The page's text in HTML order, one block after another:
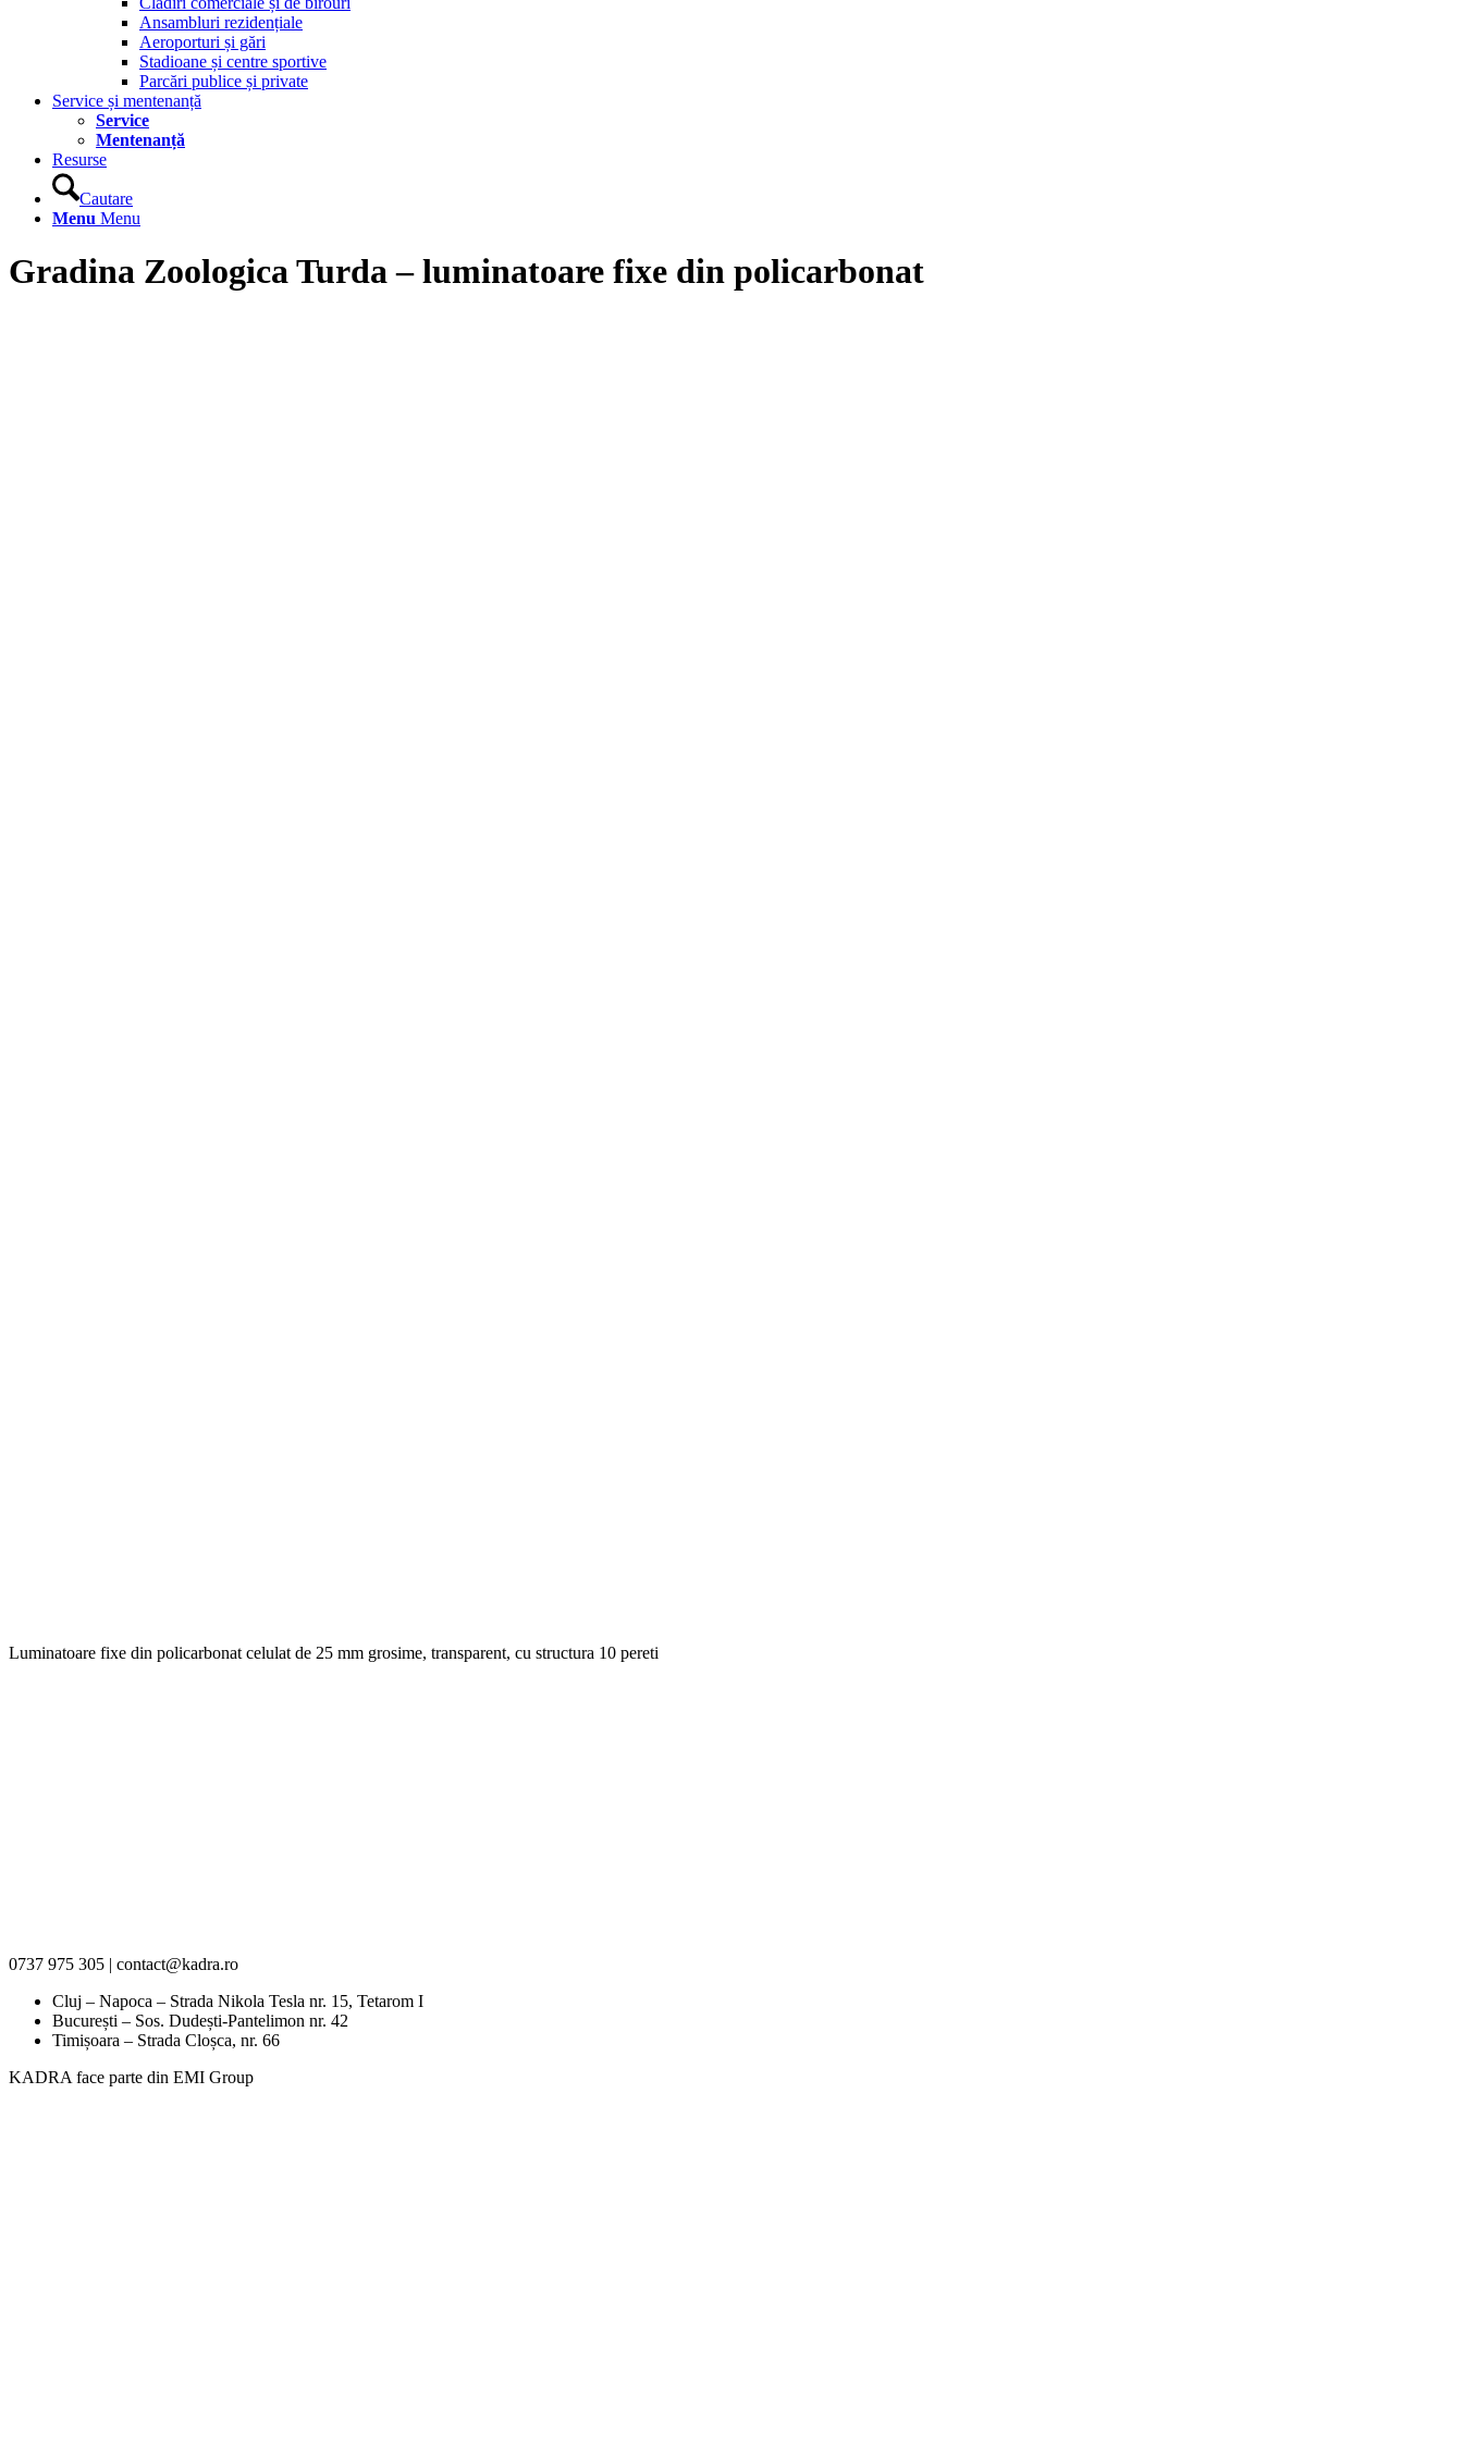
Ansambluri rezidențiale
Aeroporturi și gări
Stadioane și centre sportive
Parcări publice și private
Service și mentenanță
Service
Mentenanță
Resurse
Cautare
Menu Menu
Gradina Zoologica Turda – luminatoare fixe din policarbonat
Luminatoare fixe din policarbonat celulat de 25 mm grosime, transparent, cu structura 10 pereti
0737 975 305 | contact@kadra.ro
Cluj – Napoca – Strada Nikola Tesla nr. 15, Tetarom I
București – Sos. Dudești-Pantelimon nr. 42
Timișoara – Strada Cloșca, nr. 66
KADRA face parte din EMI Group